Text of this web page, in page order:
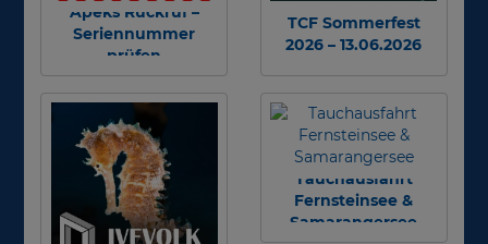
Apeks Rückruf –
Seriennummer
prüfen
TCF Sommerfest
2026 – 13.06.2026
Tauchausfahrt
Fernsteinsee &
Samarangersee